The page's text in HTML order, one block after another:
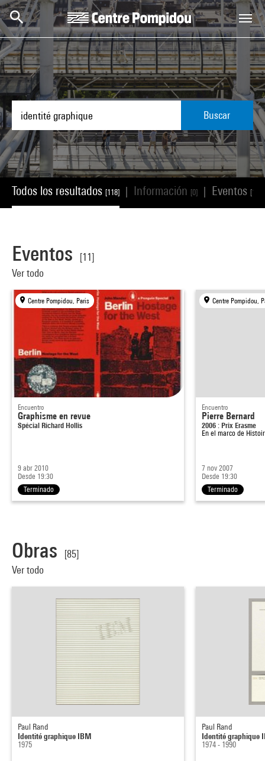
Skip to main content
Centre Pompidou
Buscar
Todos los resultados [118] Información [0] Eventos [11]
Eventos
[11]
Ver todo
Centre Pompidou, Paris
Encuentro
Graphisme en revue
Spécial Richard Hollis
9 abr 2010
Desde 19:30
Terminado
Centre Pompidou,
Encuentro
Pierre Bernard
2006 : Prix Erasme
En el marco de
7 nov 2007
Desde 19:30
Terminado
Obras
[85]
Ver todo
Paul Rand
Identité graphique IBM
1975
Paul Rand
Identité graphique
1974 - 1990